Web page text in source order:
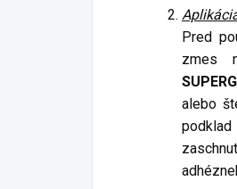
Pred
zmes
alebo